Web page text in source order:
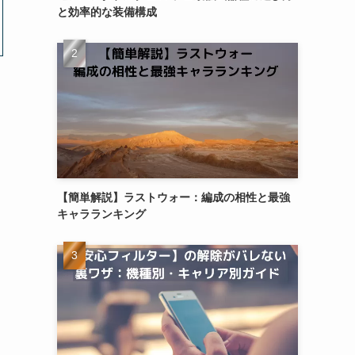
と効率的な装備構成
【簡単解説】ラストウォー：編成の相性と最強
キャラランキング